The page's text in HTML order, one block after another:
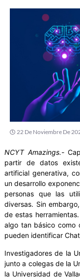
22 De Noviembre De
NCYT Amazings.-
partir de datos
artificial generativa,
un desarrollo
personas que las
diversas. Sin
de estas
algo tan básico como
pueden identificar
Investigadores de la
junto a colegas de la
la Universidad de